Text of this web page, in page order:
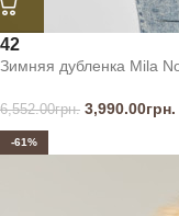
42
Зимняя дубленка Mila
6,552.00грн. 3,990.00грн.
-61%